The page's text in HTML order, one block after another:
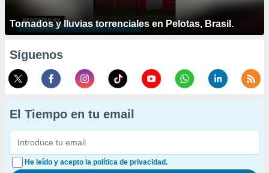
Tornados y lluvias torrenciales en Pelotas, Brasil.
Síguenos
El Tiempo en tu email
He leído y acepto la política de privacidad.